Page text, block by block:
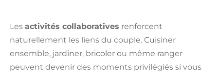
Les activités collaboratives renforcent
naturellement les liens du couple. Cuisiner
ensemble, jardiner, bricoler ou même ranger
peuvent devenir des moments privilégiés si vous